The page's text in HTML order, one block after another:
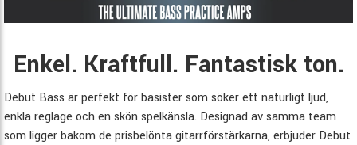
Enkel. Kraftfull. Fantastisk ton.
Debut Bass är perfekt för basister som söker ett naturligt ljud,
enkla reglage och en skön spelkänsla. Designad av samma team
som ligger bakom de prisbelönta gitarrförstärkarna, erbjuder Debut